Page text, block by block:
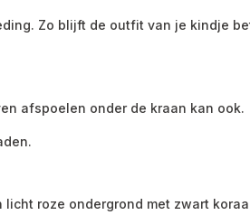
Zo blijft de outfit van je kindje
afspoelen onder de kraan kan ook.
roze ondergrond met zwart